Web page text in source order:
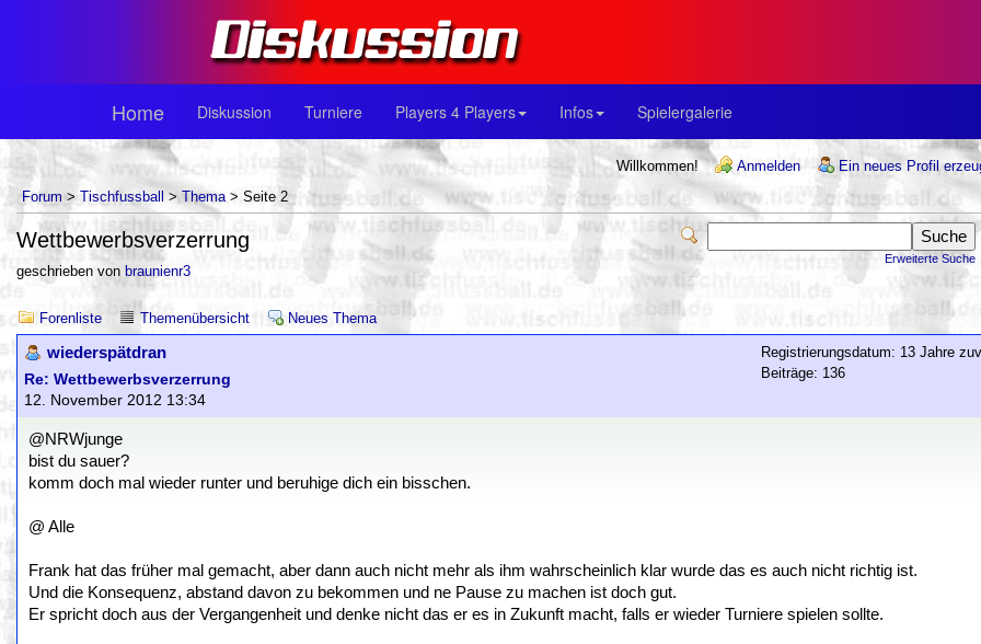
Home Diskussion Turniere Players 4 Players Infos Spielergalerie
Willkommen! Anmelden
Ein neues Profil
Forum > Tischfussball > Thema> Seite 2
Erweiterte Suche
Wettbewerbsverzerrung
geschrieben von braunienr3
Forenliste Themenübersicht Neues Thema
wiederspätdran
Re: Wettbewerbsverzerrung
12. November 2012 13:34
Registrierungsdatum: 13 Jahre
Beiträge: 136
@NRWjunge
bist du sauer?
komm doch mal wieder runter und beruhige dich ein bisschen.
@ Alle
Frank hat das früher mal gemacht, aber dann auch nicht mehr als ihm wahrscheinlich klar wurde das es auch nicht richtig ist.
Und die Konsequenz, abstand davon zu bekommen und ne Pause zu machen ist doch gut.
Er spricht doch aus der Vergangenheit und denke nicht das er es in Zukunft macht, falls er wieder Turniere spielen sollte.